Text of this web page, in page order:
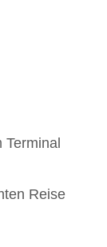
Terminal
Reise